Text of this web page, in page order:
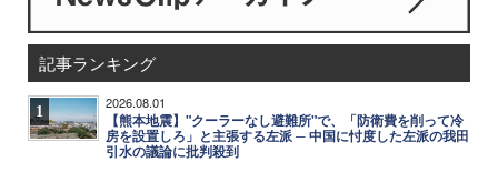
記事ランキング
1 2026.08.01
【熊本地震】"クーラーなし避難所"で、「防衛費を削って冷
房を設置しろ」と主張する左派 ─ 中国に忖度した左派の我田
引水の議論に批判殺到